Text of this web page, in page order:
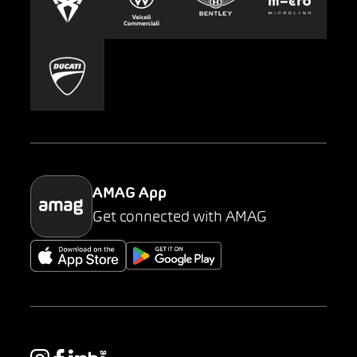
Carsharing
Mobility-as-a-Service
Parking
AMAG App
Get connected with AMAG